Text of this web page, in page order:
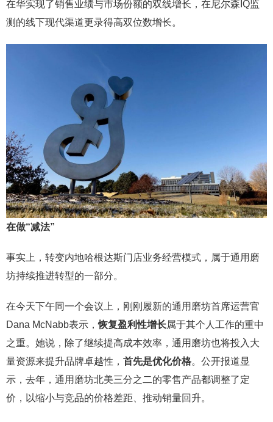
在华实现了销售业绩与市场份额的双线增长，在尼尔森IQ监
测的线下现代渠道更录得高双位数增长。
在做“减法”
事实上，转变内地哈根达斯门店业务经营模式，属于通用磨
坊持续推进转型的一部分。
在今天下午同一个会议上，刚刚履新的通用磨坊首席运营官
Dana McNabb表示，恢复盈利性增长属于其个人工作的重中
之重。她说，除了继续提高成本效率，通用磨坊也将投入大
量资源来提升品牌卓越性， 首先是优化价格。公开报道显
示，去年，通用磨坊北美三分之二的零售产品都调整了定
价，以缩小与竞品的价格差距、推动销量回升。